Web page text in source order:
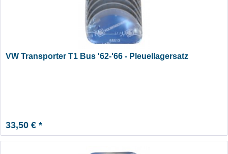
VW Transporter T1 Bus '62-'66 - Pleuellagersatz
33,50 € *